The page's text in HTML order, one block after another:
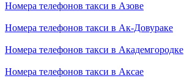
Номера телефонов такси в Азове
Номера телефонов такси в Ак-Довураке
Номера телефонов такси в Академгородке
Номера телефонов такси в Аксае